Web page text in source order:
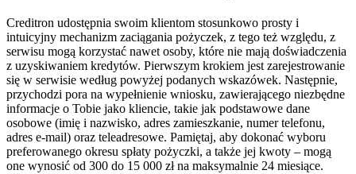
Creditron udostępnia swoim klientom stosunkowo prosty i
intuicyjny mechanizm zaciągania pożyczek, z tego też względu, z
serwisu mogą korzystać nawet osoby, które nie mają doświadczenia
z uzyskiwaniem kredytów. Pierwszym krokiem jest zarejestrowanie
się w serwisie według powyżej podanych wskazówek. Następnie,
przychodzi pora na wypełnienie wniosku, zawierającego niezbędne
informacje o Tobie jako kliencie, takie jak podstawowe dane
osobowe (imię i nazwisko, adres zamieszkanie, numer telefonu,
adres e-mail) oraz teleadresowe. Pamiętaj, aby dokonać wyboru
preferowanego okresu spłaty pożyczki, a także jej kwoty – mogą
one wynosić od 300 do 15 000 zł na maksymalnie 24 miesiące.